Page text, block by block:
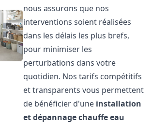
nous assurons que nos
interventions soient réalisées
dans les délais les plus brefs,
pour minimiser les
perturbations dans votre
quotidien. Nos tarifs compétitifs
et transparents vous permettent
de bénéficier d'une installation
et dépannage chauffe eau